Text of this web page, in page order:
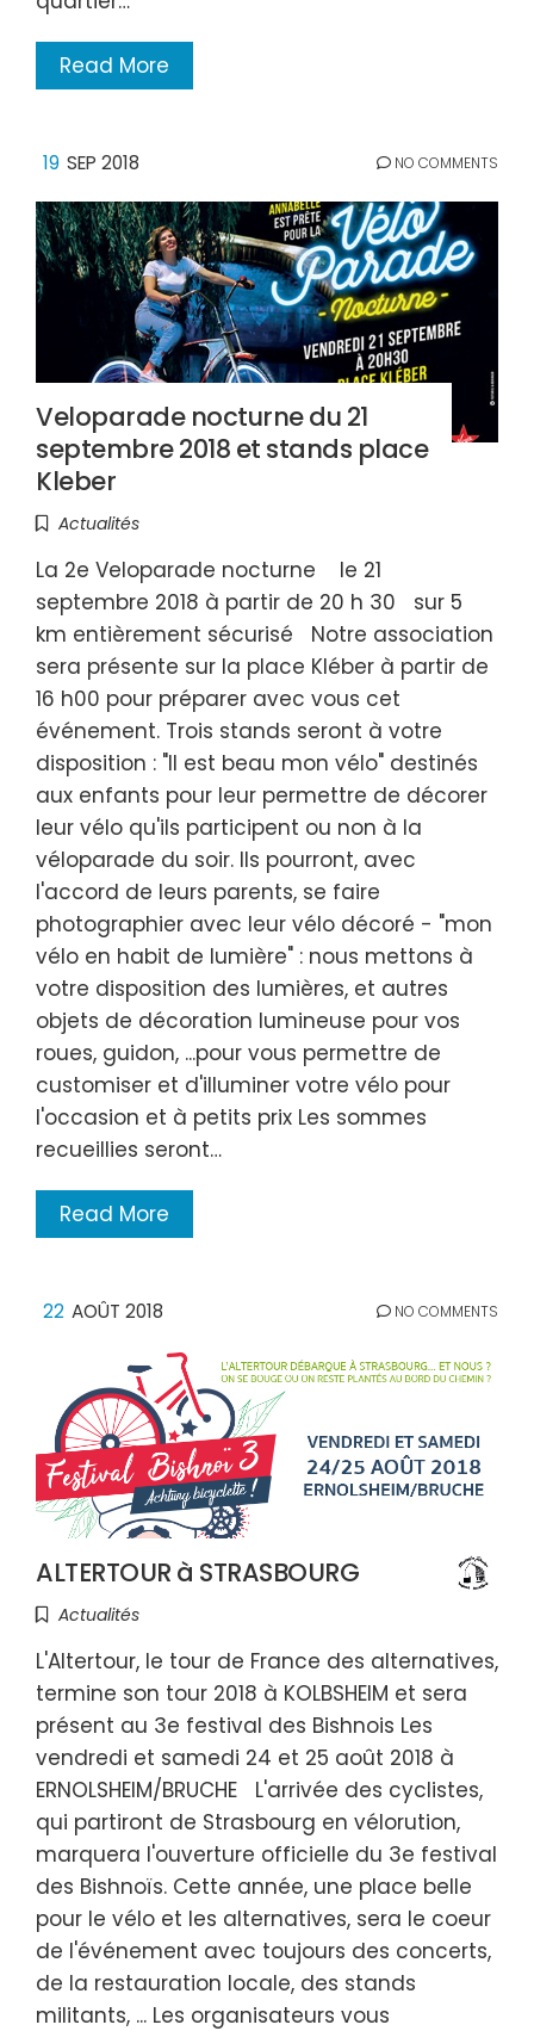
Read More
19 SEP 2018 NO COMMENTS
Veloparade nocturne du 21
septembre 2018 et stands place
Kleber
Actualités
La 2e Veloparade nocturne le 21
septembre 2018 à partir de 20 h 30 sur 5
km entièrement sécurisé Notre association
sera présente sur la place Kléber à partir de
16 h00 pour préparer avec vous cet
événement. Trois stands seront à votre
disposition : "Il est beau mon vélo" destinés
aux enfants pour leur permettre de décorer
leur vélo qu'ils participent ou non à la
véloparade du soir. Ils pourront, avec
l'accord de leurs parents, se faire
photographier avec leur vélo décoré - "mon
vélo en habit de lumière" : nous mettons à
votre disposition des lumières, et autres
objets de décoration lumineuse pour vos
roues, guidon, ...pour vous permettre de
customiser et d'illuminer votre vélo pour
l'occasion et à petits prix Les sommes
recueillies seront…
Read More
22 AOÛT 2018 NO COMMENTS
ALTERTOUR à STRASBOURG
Actualités
L'Altertour, le tour de France des alternatives,
termine son tour 2018 à KOLBSHEIM et sera
présent au 3e festival des Bishnois Les
vendredi et samedi 24 et 25 août 2018 à
ERNOLSHEIM/BRUCHE L'arrivée des cyclistes,
qui partiront de Strasbourg en vélorution,
marquera l'ouverture officielle du 3e festival
des Bishnoïs. Cette année, une place belle
pour le vélo et les alternatives, sera le coeur
de l'événement avec toujours des concerts,
de la restauration locale, des stands
militants, ... Les organisateurs vous